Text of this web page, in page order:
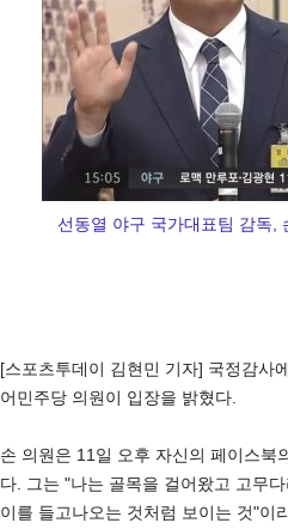
선동열 야구 국가대표팀 감독,
[스포츠투데이 김현민 기자] 국정감사
어민주당 의원이 입장을 밝혔다.
손 의원은 11일 오후 자신의 페이스북
다. 그는 "나는 골목을 걸어왔고 고무
이를 들고나오는 것처럼 보이는 것"이